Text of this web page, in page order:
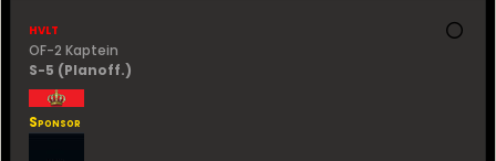
hvlt
OF-2 Kaptein
S-5 (Planoff.)
Sponsor